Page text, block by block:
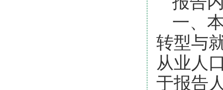
一、
转型与
从业人
于报告